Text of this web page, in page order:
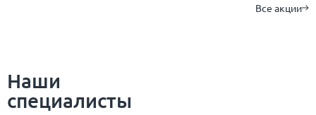
Все акции
Наши
специалисты